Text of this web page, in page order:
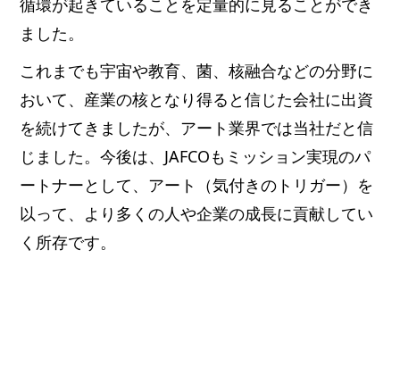
循環が起きていることを定量的に見ることができ
ました。
これまでも宇宙や教育、菌、核融合などの分野に
おいて、産業の核となり得ると信じた会社に出資
を続けてきましたが、アート業界では当社だと信
じました。今後は、JAFCOもミッション実現のパ
ートナーとして、アート（気付きのトリガー）を
以って、より多くの人や企業の成長に貢献してい
く所存です。